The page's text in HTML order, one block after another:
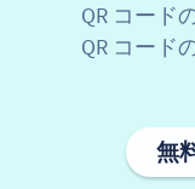
QR コード
QR コード
無